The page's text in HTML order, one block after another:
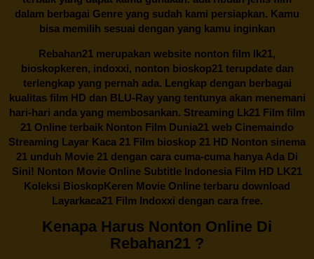
dalam berbagai Genre yang sudah kami persiapkan. Kamu
bisa memilih sesuai dengan yang kamu inginkan
Rebahan21 merupakan website nonton film lk21,
bioskopkeren, indoxxi, nonton bioskop21 terupdate dan
terlengkap yang pernah ada. Lengkap dengan berbagai
kualitas film HD dan BLU-Ray yang tentunya akan menemani
hari-hari anda yang membosankan. Streaming Lk21 Film film
21 Online terbaik Nonton Film Dunia21 web Cinemaindo
Streaming Layar Kaca 21 Film bioskop 21 HD Nonton sinema
21 unduh Movie 21 dengan cara cuma-cuma hanya Ada Di
Sini! Nonton Movie Online Subtitle Indonesia Film HD LK21
Koleksi BioskopKeren Movie Online terbaru download
Layarkaca21 Film Indoxxi dengan cara free.
Kenapa Harus Nonton Online Di
Rebahan21 ?